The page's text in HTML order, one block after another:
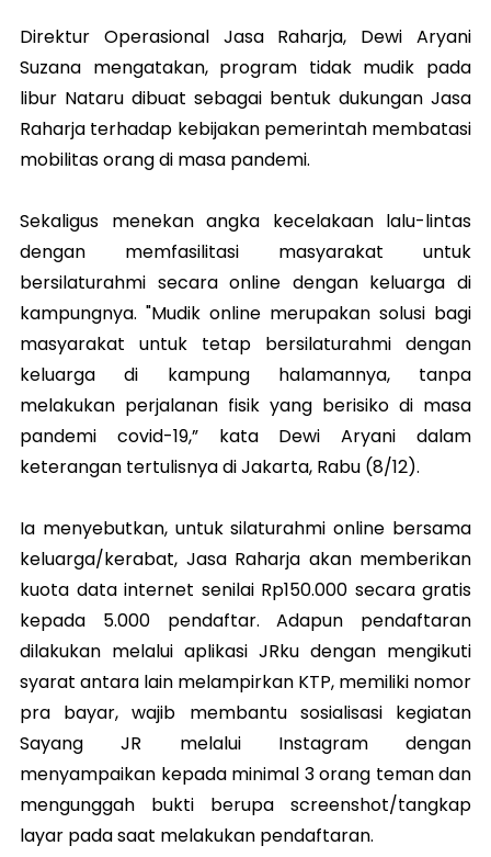
Direktur Operasional Jasa Raharja, Dewi Aryani
Suzana mengatakan, program tidak mudik pada
libur Nataru dibuat sebagai bentuk dukungan Jasa
Raharja terhadap kebijakan pemerintah membatasi
mobilitas orang di masa pandemi.
Sekaligus menekan angka kecelakaan lalu-lintas
dengan memfasilitasi masyarakat untuk
bersilaturahmi secara online dengan keluarga di
kampungnya. "Mudik online merupakan solusi bagi
masyarakat untuk tetap bersilaturahmi dengan
keluarga di kampung halamannya, tanpa
melakukan perjalanan fisik yang berisiko di masa
pandemi covid-19,” kata Dewi Aryani dalam
keterangan tertulisnya di Jakarta, Rabu (8/12).
Ia menyebutkan, untuk silaturahmi online bersama
keluarga/kerabat, Jasa Raharja akan memberikan
kuota data internet senilai Rp150.000 secara gratis
kepada 5.000 pendaftar. Adapun pendaftaran
dilakukan melalui aplikasi JRku dengan mengikuti
syarat antara lain melampirkan KTP, memiliki nomor
pra bayar, wajib membantu sosialisasi kegiatan
Sayang JR melalui Instagram dengan
menyampaikan kepada minimal 3 orang teman dan
mengunggah bukti berupa screenshot/tangkap
layar pada saat melakukan pendaftaran.